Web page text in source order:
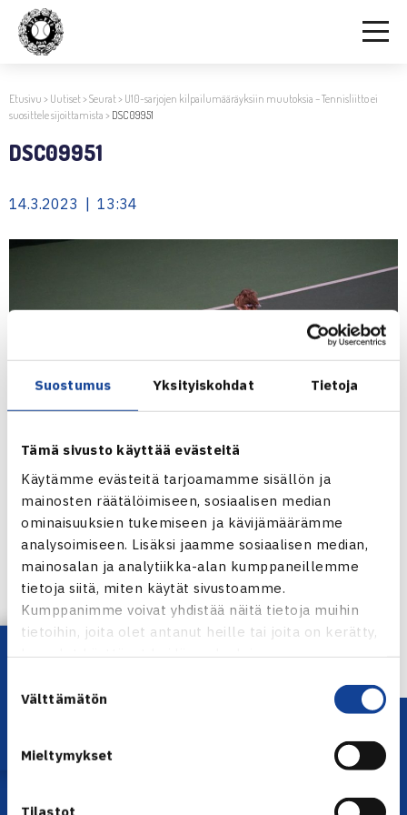
Suostumus Yksityiskohdat Tietoja
Tämä sivusto käyttää evästeitä
Käytämme evästeitä tarjoamamme sisällön ja
mainosten räätälöimiseen, sosiaalisen median
ominaisuuksien tukemiseen ja kävijämäärämme
analysoimiseen. Lisäksi jaamme sosiaalisen median,
mainosalan ja analytiikka-alan kumppaneillemme
tietoja siitä, miten käytät sivustoamme.
Kumppanimme voivat yhdistää näitä tietoja muihin
tietoihin, joita olet antanut heille tai joita on kerätty,
kun olet käyttänyt heidän palvelujaan.
valinta
Välttämätön
Mieltymykset
Etusivu > Uutiset>Seurat> U10-sarjojen kilpailumääräyksiin muutoksia – Tennisliitto ei
suosittele sijoittamista > DSC09951
DSC09951
14.3.2023 | 13:34
← Edellinen
Lataa OmaTennis!